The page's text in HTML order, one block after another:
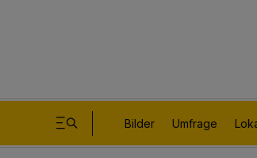
Bilder Umfrage